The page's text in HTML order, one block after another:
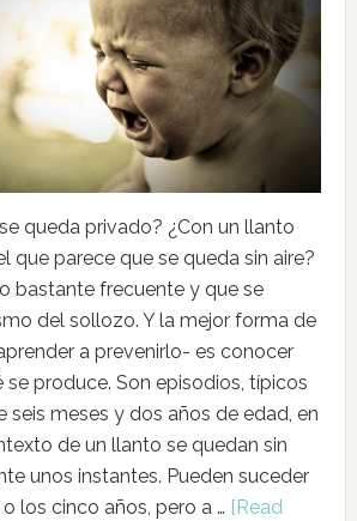
queda privado? ¿Con un llanto
que parece que se queda sin aire?
bastante frecuente y que se
del sollozo. Y la mejor forma de
a prevenirlo- es conocer
se produce. Son episodios, típicos
seis meses y dos años de edad, en
de un llanto se quedan sin
unos instantes. Pueden suceder
los cinco años, pero a … [Read